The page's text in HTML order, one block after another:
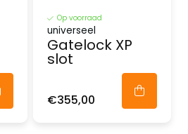
Op voorraad
universeel
Gatelock XP
slot
€355,00